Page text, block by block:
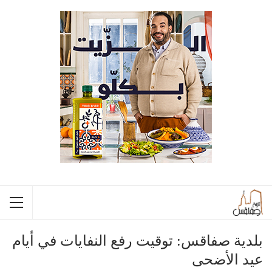
بلدية صفاقس: توقيت رفع النفايات في أيام
عيد الأضحى